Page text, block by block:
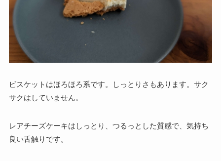
ビスケットはほろほろ系です。しっとりさもあります。サク
サクはしていません。
レアチーズケーキはしっとり、つるっとした質感で、気持ち
良い舌触りです。